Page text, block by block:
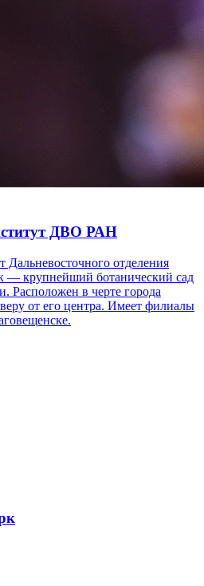
ДВО РАН
Дальневосточного отделения
— крупнейший ботанический сад
Расположен в черте города
от его центра. Имеет филиалы